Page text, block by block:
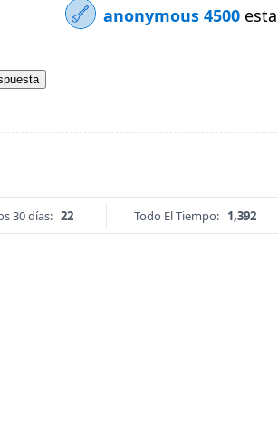
anonymous 4500
30 días: 22 Todo El Tiempo: 1,392